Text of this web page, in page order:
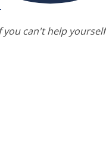
you can't help yourself